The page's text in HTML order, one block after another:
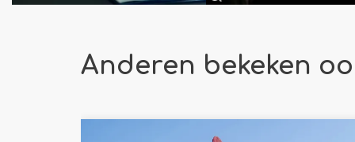
Anderen bekeken